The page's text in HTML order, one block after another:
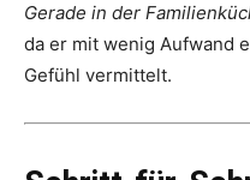
Gerade in der
da er mit wenig Aufwand
Gefühl vermittelt.